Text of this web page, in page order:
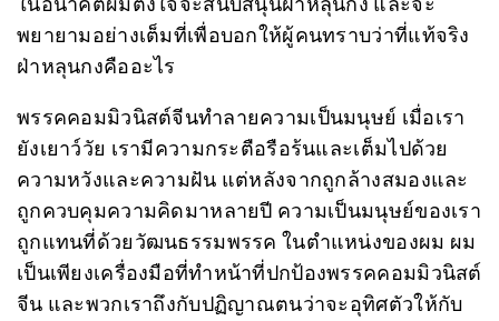
พยายามอย่างเต็มที่เพื่อบอกให้ผู้คนทราบว่าที่แท้จริง
ฝ่าหลุนกงคืออะไร
พรรคคอมมิวนิสต์จีนทำลายความเป็นมนุษย์ เมื่อเรา
ยังเยาว์วัย เรามีความกระตือรือร้นและเต็มไปด้วย
ความหวังและความฝัน แต่หลังจากถูกล้างสมองและ
ถูกควบคุมความคิดมาหลายปี ความเป็นมนุษย์ของเรา
ถูกแทนที่ด้วยวัฒนธรรมพรรค ในตำแหน่งของผม ผม
เป็นเพียงเครื่องมือที่ทำหน้าที่ปกป้องพรรคคอมมิวนิสต์
จีน และพวกเราถึงกับปฏิญาณตนว่าจะอุทิศตัวให้กับ